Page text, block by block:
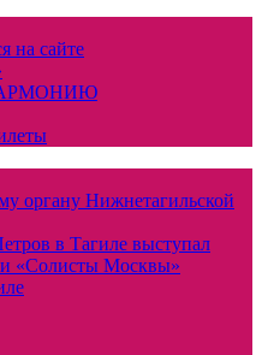
на сайте
органу Нижнетагильской
в Тагиле выступал
«Солисты Москвы»